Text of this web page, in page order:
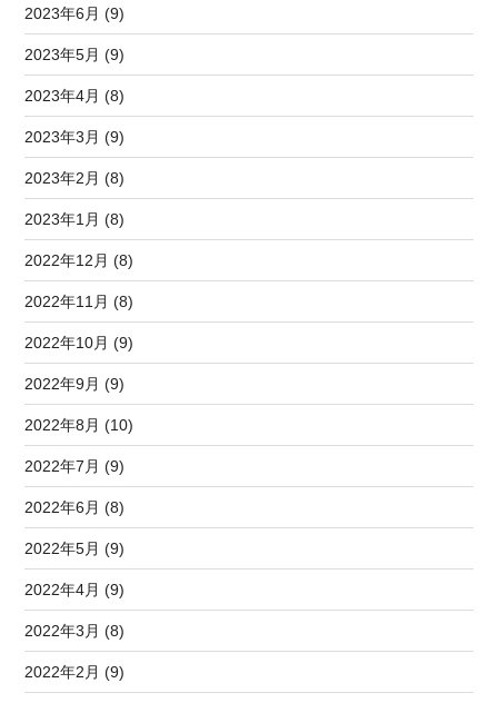
2023年6月 (9)
2023年5月 (9)
2023年4月 (8)
2023年3月 (9)
2023年2月 (8)
2023年1月 (8)
2022年12月 (8)
2022年11月 (8)
2022年10月 (9)
2022年9月 (9)
2022年8月 (10)
2022年7月 (9)
2022年6月 (8)
2022年5月 (9)
2022年4月 (9)
2022年3月 (8)
2022年2月 (9)